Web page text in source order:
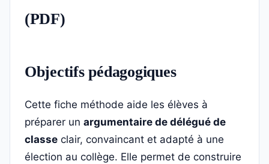
(PDF)
Objectifs pédagogiques
Cette fiche méthode aide les élèves à
préparer un argumentaire de délégué de
classe clair, convaincant et adapté à une
élection au collège. Elle permet de construire